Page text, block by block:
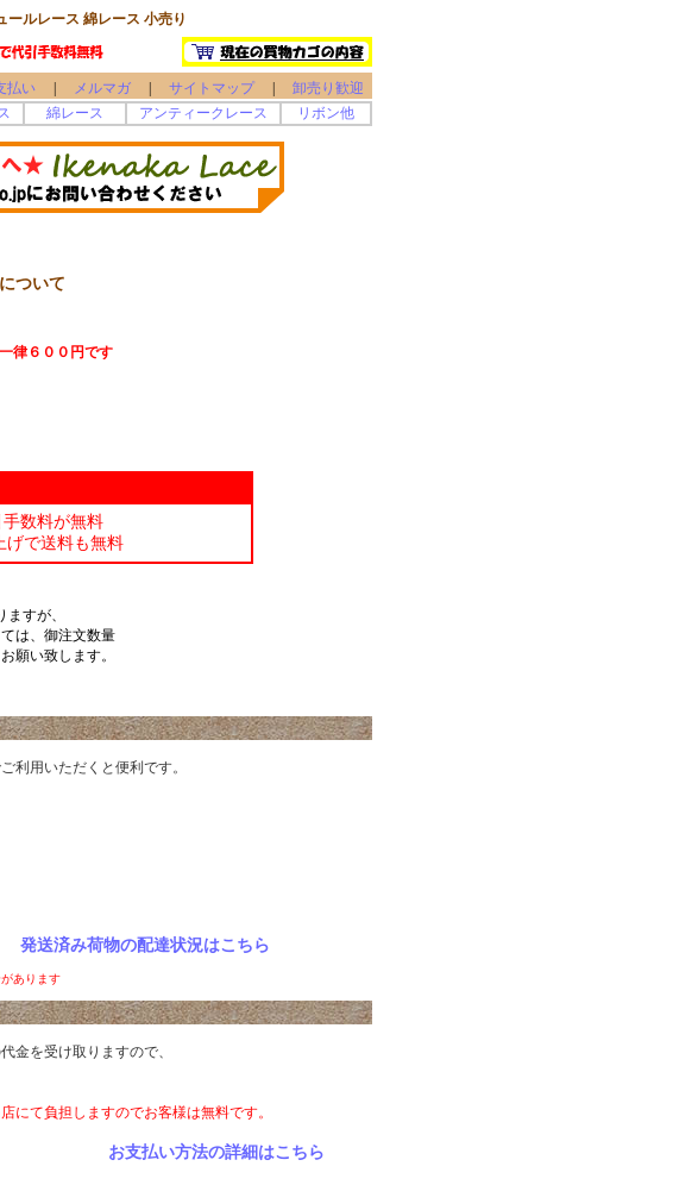
ルレース 綿レース 小売り
払い| メルマガ| サイトマップ| 卸売り歓迎
綿レース アンティークレース リボン他
ついて
律６００円です
数料が無料
げで送料も無料
すが、
は、御注文数量
願い致します。
利用いただくと便利です。
荷物の配達状況はこちら
あります
金を受け取りますので、
にて負担しますのでお客様は無料です。
詳細はこちら